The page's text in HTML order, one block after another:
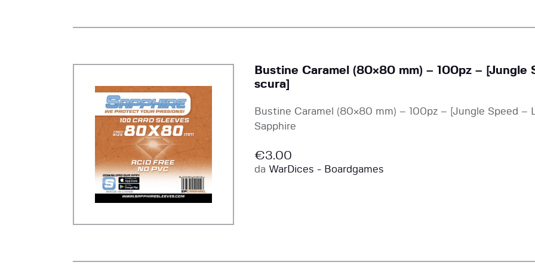
Bustine Caramel (80×80 mm) – 100pz – [Jungle
scura]
Bustine Caramel (80×80 mm) – 100pz – [Jungle Speed –
Sapphire
€3.00
da WarDices - Boardgames